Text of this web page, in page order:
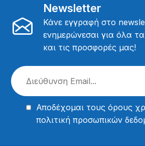
Newsletter
Κάνε εγγραφή στο
ενημερώνεσαι για όλα
και τις προσφορές μας!
Αποδέχομαι τουςόρους
πολιτική προσωπικών